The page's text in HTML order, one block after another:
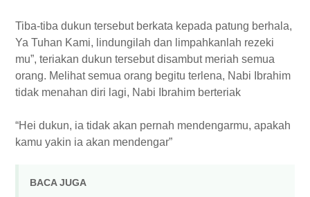
Tiba-tiba dukun tersebut berkata kepada patung berhala,
Ya Tuhan Kami, lindungilah dan limpahkanlah rezeki
mu”, teriakan dukun tersebut disambut meriah semua
orang. Melihat semua orang begitu terlena, Nabi Ibrahim
tidak menahan diri lagi, Nabi Ibrahim berteriak
“Hei dukun, ia tidak akan pernah mendengarmu, apakah
kamu yakin ia akan mendengar”
BACA JUGA